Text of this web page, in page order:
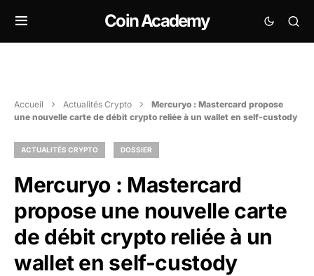
Coin Academy
Accueil Actualités Crypto
Mercuryo : Mastercard propose
une nouvelle carte de débit crypto reliée à un wallet en self-custody
ACTUALITÉS CRYPTO DOSSIER
Mercuryo : Mastercard
propose une nouvelle carte
de débit crypto reliée à un
wallet en self-custody